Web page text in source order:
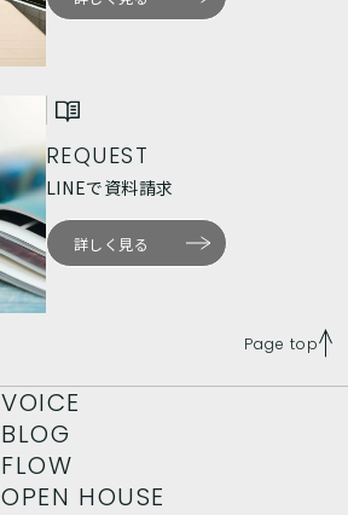
REQUEST
LINEで資料請求
詳しく見る
Page top
VOICE
BLOG
FLOW
OPEN HOUSE